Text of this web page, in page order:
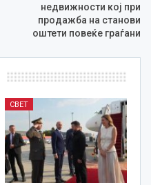
недвижности кој при
продажба на станови
оштети повеќе граѓани
СВЕТ